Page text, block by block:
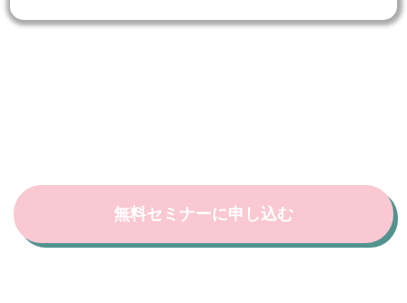
無料セミナーに申し込む